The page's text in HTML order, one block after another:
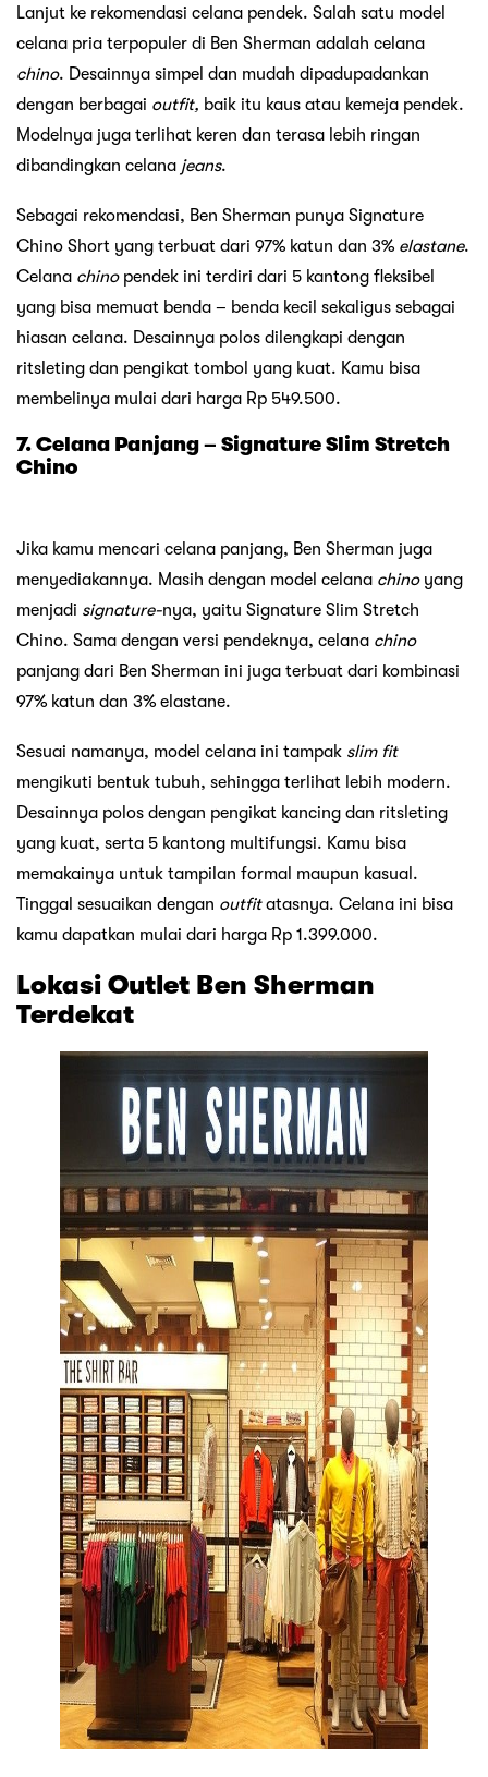
Lanjut ke rekomendasi celana pendek. Salah satu model
celana pria terpopuler di Ben Sherman adalah celana
chino. Desainnya simpel dan mudah dipadupadankan
dengan berbagai outfit, baik itu kaus atau kemeja pendek.
Modelnya juga terlihat keren dan terasa lebih ringan
dibandingkan celana jeans.
Sebagai rekomendasi, Ben Sherman punya Signature
Chino Short yang terbuat dari 97% katun dan 3% elastane.
Celana chinopendek ini terdiri dari 5 kantong fleksibel
yang bisa memuat benda – benda kecil sekaligus sebagai
hiasan celana. Desainnya polos dilengkapi dengan
ritsleting dan pengikat tombol yang kuat. Kamu bisa
membelinya mulai dari harga Rp 549.500.
7. Celana Panjang – Signature Slim Stretch
Chino
Jika kamu mencari celana panjang, Ben Sherman juga
menyediakannya. Masih dengan model celana chinoyang
menjadi signature-nya, yaitu Signature Slim Stretch
Chino. Sama dengan versi pendeknya, celana chino
panjang dari Ben Sherman ini juga terbuat dari kombinasi
97% katun dan 3% elastane.
Sesuai namanya, model celana ini tampak slim fit
mengikuti bentuk tubuh, sehingga terlihat lebih modern.
Desainnya polos dengan pengikat kancing dan ritsleting
yang kuat, serta 5 kantong multifungsi. Kamu bisa
memakainya untuk tampilan formal maupun kasual.
Tinggal sesuaikan dengan outfitatasnya. Celana ini bisa
kamu dapatkan mulai dari harga Rp 1.399.000.
Lokasi Outlet Ben Sherman
Terdekat